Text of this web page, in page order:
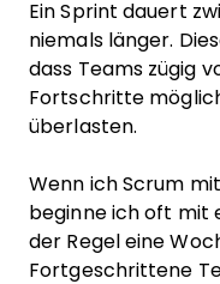
Ein Sprint dauert
niemals länger.
dass Teams zügig
Fortschritte
überlasten.
Wenn ich Scrum
beginne ich oft mit
der Regel eine
Fortgeschrittene